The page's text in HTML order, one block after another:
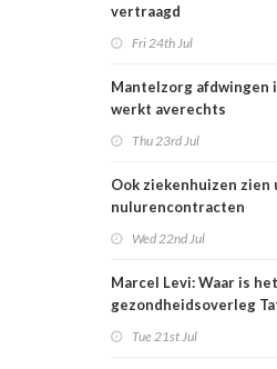
vertraagd
Fri 24th Jul
Mantelzorg afdwingen
werkt averechts
Thu 23rd Jul
Ook ziekenhuizen
nulurencontracten
Wed 22nd Jul
Marcel Levi: Waar is
gezondheidsoverleg
Tue 21st Jul